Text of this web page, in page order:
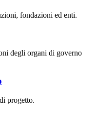
fondazioni ed enti.
degli organi di governo
progetto.